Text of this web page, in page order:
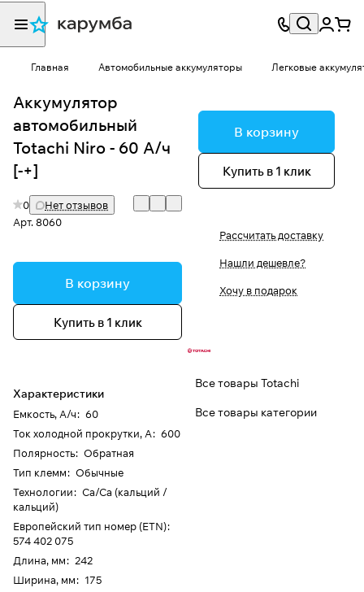
Главная Автомобильные аккумуляторы Легковые
Аккумулятор
автомобильный
Totachi Niro - 60 А/ч
[-+]
0
Нет отзывов
Арт.8060
В корзину
Купить в 1 клик
Характеристики
Емкость, А/ч: 60
Ток холодной прокрутки, А: 600
Полярность: Обратная
Тип клемм: Обычные
Технологии: Ca/Ca (кальций /
кальций)
Европейский тип номер (ETN):
574 402 075
Длина, мм: 242
Ширина, мм: 175
В корзину
Купить в 1 клик
Рассчитать доставку
Нашли дешевле?
Хочу в подарок
Все товары Totachi
Все товары категории